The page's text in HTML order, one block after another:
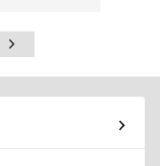
Pagina
successiva